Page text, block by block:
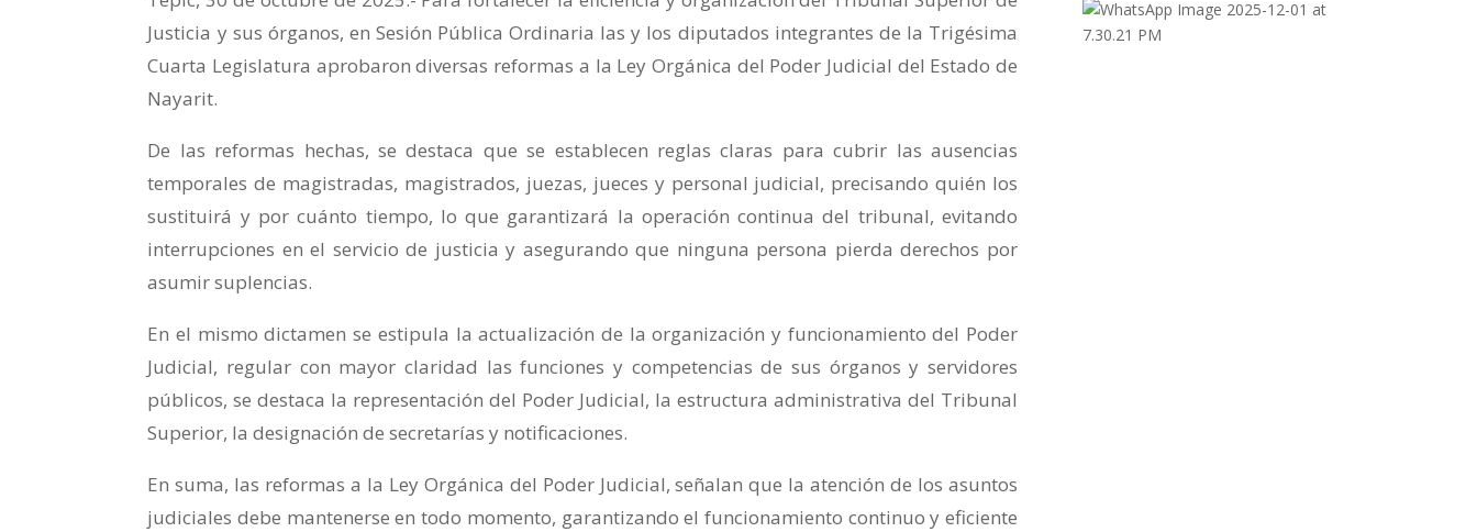
Justicia y sus órganos, en Sesión Pública Ordinaria las y los diputados integrantes de la Trigésima
Cuarta Legislatura aprobaron diversas reformas a la Ley Orgánica del Poder Judicial del Estado de
Nayarit.
De las reformas hechas, se destaca que se establecen reglas claras para cubrir las ausencias
temporales de magistradas, magistrados, juezas, jueces y personal judicial, precisando quién los
sustituirá y por cuánto tiempo, lo que garantizará la operación continua del tribunal, evitando
interrupciones en el servicio de justicia y asegurando que ninguna persona pierda derechos por
asumir suplencias.
En el mismo dictamen se estipula la actualización de la organización y funcionamiento del Poder
Judicial, regular con mayor claridad las funciones y competencias de sus órganos y servidores
públicos, se destaca la representación del Poder Judicial, la estructura administrativa del Tribunal
Superior, la designación de secretarías y notificaciones.
En suma, las reformas a la Ley Orgánica del Poder Judicial, señalan que la atención de los asuntos
judiciales debe mantenerse en todo momento, garantizando el funcionamiento continuo y eficiente